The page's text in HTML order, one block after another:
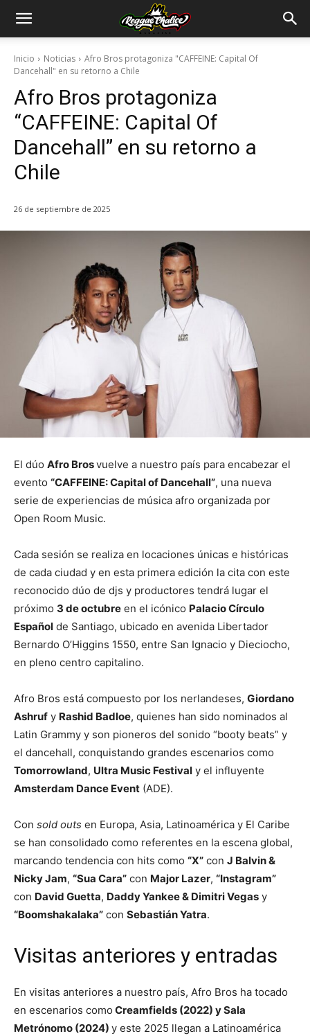
Inicio Noticias
Afro Bros protagoniza "CAFFEINE: Capital Of
Dancehall" en su retorno a Chile
Afro Bros protagoniza
“CAFFEINE: Capital Of
Dancehall” en su retorno a
Chile
26 de septiembre de 2025
El dúo Afro Brosvuelve a nuestro país para encabezar el
evento “CAFFEINE: Capital of Dancehall”, una nueva
serie de experiencias de música afro organizada por
Open Room Music.
Cada sesión se realiza en locaciones únicas e históricas
de cada ciudad y en esta primera edición la cita con este
reconocido dúo de djs y productores tendrá lugar el
próximo 3 de octubre en el icónico Palacio Círculo
Español de Santiago, ubicado en avenida Libertador
Bernardo O’Higgins 1550, entre San Ignacio y Dieciocho,
en pleno centro capitalino.
Afro Bros está compuesto por los nerlandeses, Giordano
Ashruf y Rashid Badloe, quienes han sido nominados al
Latin Grammy y son pioneros del sonido “booty beats” y
el dancehall, conquistando grandes escenarios como
Tomorrowland, Ultra Music Festival y el influyente
Amsterdam Dance Event (ADE).
Con sold outs en Europa, Asia, Latinoamérica y El Caribe
se han consolidado como referentes en la escena global,
marcando tendencia con hits como “X” con J Balvin &
Nicky Jam, “Sua Cara” con Major Lazer, “Instagram”
con David Guetta, Daddy Yankee & Dimitri Vegas y
“Boomshakalaka” con Sebastián Yatra.
Visitas anteriores y entradas
En visitas anteriores a nuestro país, Afro Bros ha tocado
en escenarios como Creamfields (2022) y Sala
Metrónomo (2024) y este 2025 llegan a Latinoamérica